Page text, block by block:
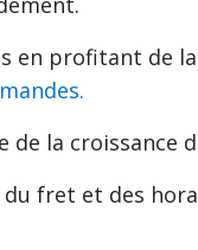
en profitant de
de la croissance
fret et des